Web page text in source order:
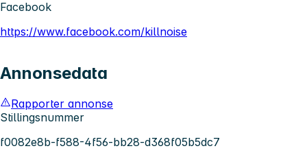
Facebook
https://www.facebook.com/killnoise
Annonsedata
Rapporter annonse
Stillingsnummer
f0082e8b-f588-4f56-bb28-d368f05b5dc7